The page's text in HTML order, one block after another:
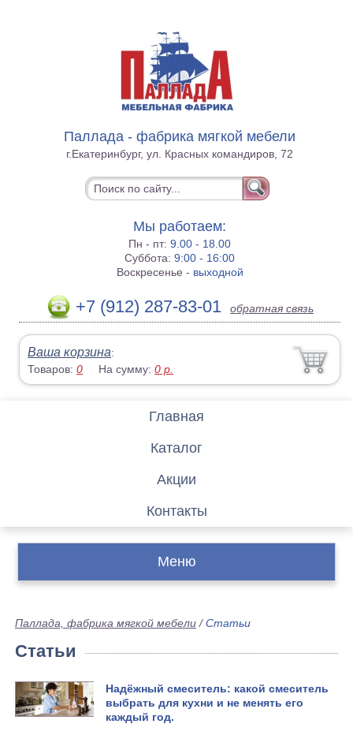
Паллада - фабрика мягкой мебели
г.Екатеринбург, ул. Красных командиров, 72
Мы работаем:
Пн - пт:9.00 - 18.00
Суббота:9:00 - 16:00
Воскресенье - выходной
+7 (912) 287-83-01 обратная связь
Ваша корзина:
Товаров:0 На сумму:0 р.
Главная
Каталог
Акции
Контакты
Меню
Паллада, фабрика мягкой мебели /Статьи
Статьи
Надёжный смеситель: какой смеситель
выбрать для кухни и не менять его
каждый год.